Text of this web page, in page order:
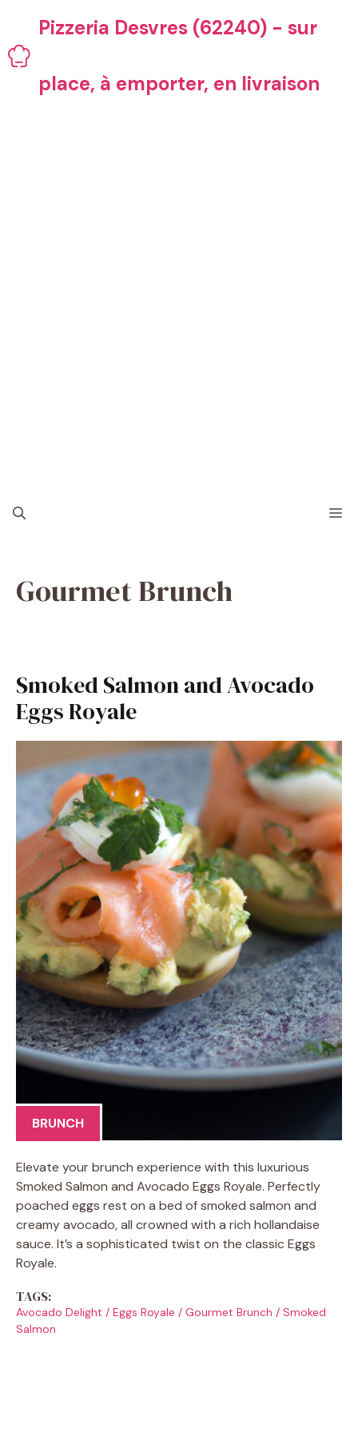
contenu
Pizzeria Desvres (62240) - sur
place, à emporter, en livraison
Gourmet Brunch
Smoked Salmon and Avocado
Eggs Royale
BRUNCH
Elevate your brunch experience with this luxurious
Smoked Salmon and Avocado Eggs Royale. Perfectly
poached eggs rest on a bed of smoked salmon and
creamy avocado, all crowned with a rich hollandaise
sauce. It’s a sophisticated twist on the classic Eggs
Royale.
TAGS:
Avocado Delight / Eggs Royale / Gourmet Brunch / Smoked
Salmon